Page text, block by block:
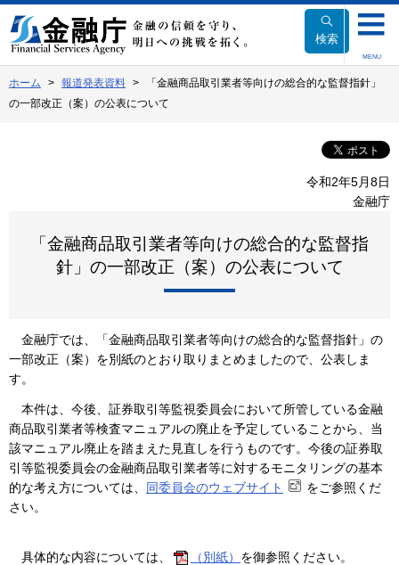
文
へ
動
検索
MENU
ホーム 報道発表資料
「金融商品取引業者等向けの総合的な監督指針」
の一部改正（案）の公表について
令和2年5月8日
金融庁
「金融商品取引業者等向けの総合的な監督指
針」の一部改正（案）の公表について
金融庁では、「金融商品取引業者等向けの総合的な監督指針」の
一部改正（案）を別紙のとおり取りまとめましたので、公表しま
す。
本件は、今後、証券取引等監視委員会において所管している金融
商品取引業者等検査マニュアルの廃止を予定していることから、当
該マニュアル廃止を踏まえた見直しを行うものです。今後の証券取
引等監視委員会の金融商品取引業者等に対するモニタリングの基本
的な考え方については、 同委員会のウェブサイト
をご参照くだ
さい。
具体的な内容については、 （別紙） を御参照ください。